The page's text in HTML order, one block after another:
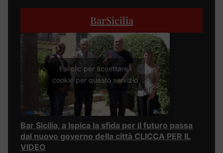
BarSicilia
Fai clic per accettare i
cookie per questo servizio
Bar Sicilia, a Ispica la sfida per il futuro passa
dal nuovo governo della città CLICCA PER IL
VIDEO